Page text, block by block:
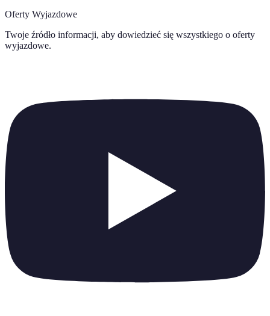
Oferty Wyjazdowe
Twoje źródło informacji, aby dowiedzieć się wszystkiego o oferty
wyjazdowe.